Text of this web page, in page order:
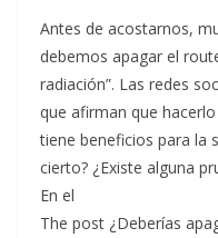
Antes de acostarnos,
debemos apagar el
radiación”. Las redes
que afirman que
tiene beneficios para la
cierto? ¿Existe alguna
En el
The post ¿Deberías